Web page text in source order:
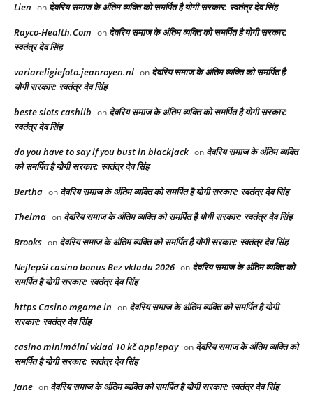
Lien on देवरिय समाज के अंतिम व्यक्ति को समर्पित है योगी सरकार: स्वतंत्र देव सिंह
Rayco-Health.Com on देवरिय समाज के अंतिम व्यक्ति को समर्पित है योगी सरकार:
स्वतंत्र देव सिंह
variareligiefoto.jeanroyen.nl on देवरिय समाज के अंतिम व्यक्ति को समर्पित है
योगी सरकार: स्वतंत्र देव सिंह
beste slots cashlib on देवरिय समाज के अंतिम व्यक्ति को समर्पित है योगी सरकार:
स्वतंत्र देव सिंह
do you have to say if you bust in blackjack on देवरिय समाज के अंतिम व्यक्ति
को समर्पित है योगी सरकार: स्वतंत्र देव सिंह
Bertha on देवरिय समाज के अंतिम व्यक्ति को समर्पित है योगी सरकार: स्वतंत्र देव सिंह
Thelma on देवरिय समाज के अंतिम व्यक्ति को समर्पित है योगी सरकार: स्वतंत्र देव सिंह
Brooks on देवरिय समाज के अंतिम व्यक्ति को समर्पित है योगी सरकार: स्वतंत्र देव सिंह
Nejlepší casino bonus Bez vkladu 2026 on देवरिय समाज के अंतिम व्यक्ति को
समर्पित है योगी सरकार: स्वतंत्र देव सिंह
https Casino mgame in on देवरिय समाज के अंतिम व्यक्ति को समर्पित है योगी
सरकार: स्वतंत्र देव सिंह
casino minimální vklad 10 kč applepay on देवरिय समाज के अंतिम व्यक्ति को
समर्पित है योगी सरकार: स्वतंत्र देव सिंह
Jane on देवरिय समाज के अंतिम व्यक्ति को समर्पित है योगी सरकार: स्वतंत्र देव सिंह